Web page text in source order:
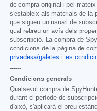
de compra original i pel
s'estableix als materials de la
que sigueu un usuari de
qual rebreu un avís dels
subscripció. La compra de
condicions de la pàgina de
privadesa/galetes i les
------
Condicions generals
Qualsevol compra de
durant el període de
d'això, s'aplicarà el preu